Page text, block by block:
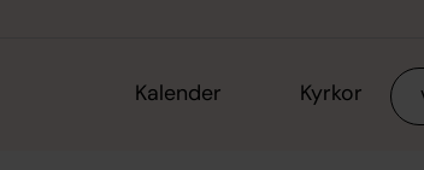
Kalender Kyrkor Sök